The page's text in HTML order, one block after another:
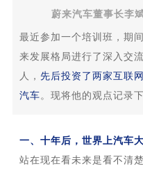
蔚来汽车董事长李
最近参加一个培训班，期
来发展格局进行了深入交
人， 先后投资了两家互联
汽车。现将他的观点记录
一、十年后，世界上汽车
站在现在看未来是看不清